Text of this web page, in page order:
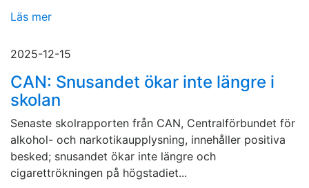
Läs mer
2025-12-15
CAN: Snusandet ökar inte längre i
skolan
Senaste skolrapporten från CAN, Centralförbundet för
alkohol- och narkotikaupplysning, innehåller positiva
besked; snusandet ökar inte längre och
cigarettrökningen på högstadiet...